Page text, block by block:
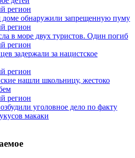
доме обнаружили запрещенную пуму
в море двух туристов. Один погиб
задержали за нацистское
нашли школьницу, жестоко
уголовное дело по факту
макаки